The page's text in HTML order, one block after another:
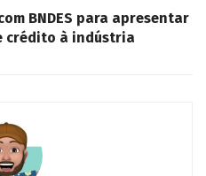
BNDES para apresentar
crédito à indústria